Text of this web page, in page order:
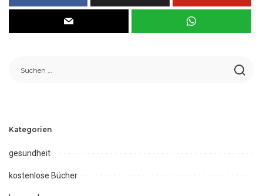
Kategorien
gesundheit
kostenlose Bücher